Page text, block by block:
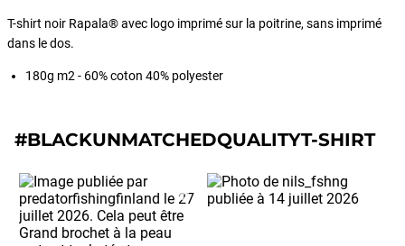
T-shirt noir Rapala® avec logo imprimé sur la poitrine, sans imprimé
dans le dos.
180g m2 - 60% coton 40% polyester
#BLACKUNMATCHEDQUALITYT-SHIRT